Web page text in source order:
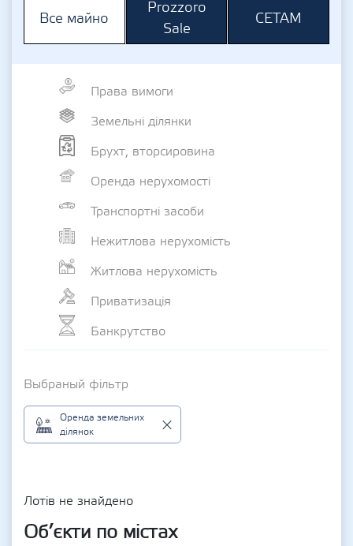
Все майно
Prozzoro
Sale
СЕТАМ
Права вимоги
Земельні ділянки
Брухт, вторсировина
Оренда нерухомості
Транспортні засоби
Нежитлова нерухомість
Житлова нерухомість
Приватизація
Банкрутство
Выбраный фільтр
Оренда земельних
ділянок
Лотів не знайдено
Об’єкти по містах